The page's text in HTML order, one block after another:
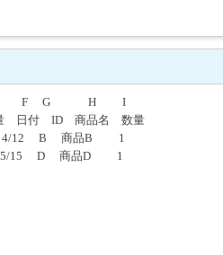
F G H I
日付 ID 商品名 数量
12 B 商品B 1
15 D 商品D 1